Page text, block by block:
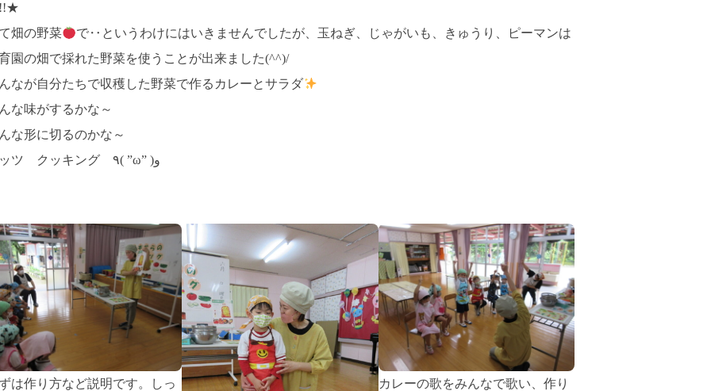
畑の野菜
で‥というわけにはいきませんでしたが、玉ねぎ、じゃがいも、きゅうり、ピーマンは
園の畑で採れた野菜を使うことが出来ました(^^)/
なが自分たちで収穫した野菜で作るカレーとサラダ
な味がするかな～
な形に切るのかな～
は作り方など説明です。しっ
カレーの歌をみんなで歌い、作り